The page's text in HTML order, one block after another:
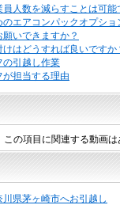
人数を減らすことは可能
エアコンパックオプショ
いできますか？
はどうすれば良いですか
の引越し作業
担当する理由
この項目に関連する動画は
県茅ヶ崎市へお引越し